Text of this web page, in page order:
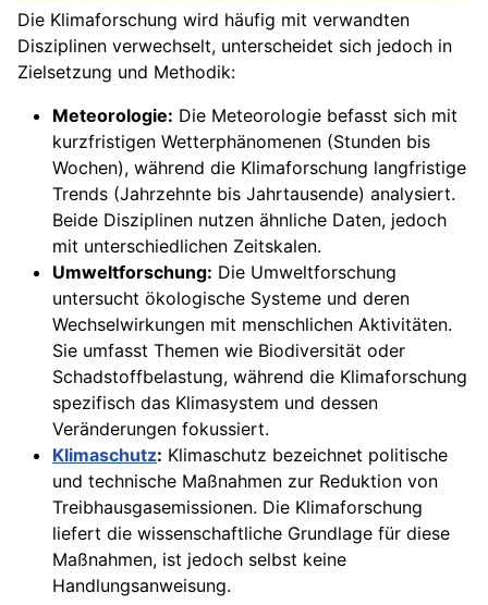
Die Klimaforschung wird häufig mit verwandten
Disziplinen verwechselt, unterscheidet sich jedoch in
Zielsetzung und Methodik:
Meteorologie: Die Meteorologie befasst sich mit
kurzfristigen Wetterphänomenen (Stunden bis
Wochen), während die Klimaforschung langfristige
Trends (Jahrzehnte bis Jahrtausende) analysiert.
Beide Disziplinen nutzen ähnliche Daten, jedoch
mit unterschiedlichen Zeitskalen.
Umweltforschung: Die Umweltforschung
untersucht ökologische Systeme und deren
Wechselwirkungen mit menschlichen Aktivitäten.
Sie umfasst Themen wie Biodiversität oder
Schadstoffbelastung, während die Klimaforschung
spezifisch das Klimasystem und dessen
Veränderungen fokussiert.
Klimaschutz: Klimaschutz bezeichnet politische
und technische Maßnahmen zur Reduktion von
Treibhausgasemissionen. Die Klimaforschung
liefert die wissenschaftliche Grundlage für diese
Maßnahmen, ist jedoch selbst keine
Handlungsanweisung.